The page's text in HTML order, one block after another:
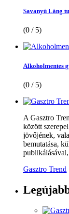
Savanyú Láng
(0 / 5)
Alkoholmentes
(0 / 5)
A Gasztro
között
jövőjének,
bemutatása,
Gasztro Trend